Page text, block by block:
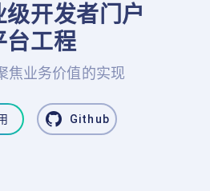
开发者门户
台工程
焦业务价值的实现
Github